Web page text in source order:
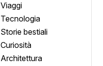
approfondimenti
Viaggi
Tecnologia
Storie bestiali
Curiosità
Architettura